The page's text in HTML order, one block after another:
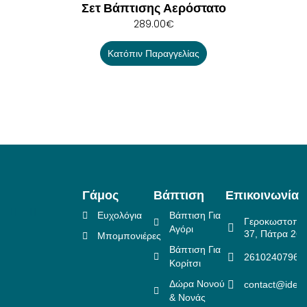
Σετ Βάπτισης Αερόστατο
289.00€
Κατόπιν Παραγγελίας
Γάμος
Ευχολόγια
Μπομπονιέρες
Βάπτιση
Βάπτιση Για
Αγόρι
Βάπτιση Για
Κορίτσι
Δώρα Νονού
& Νονάς
Επικοινωνία
37, Πάτρα
2610240796